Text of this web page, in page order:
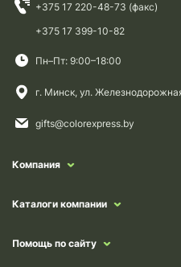
+375 17 220-48-73 (факс)
+375 17 399-10-82
Пн–Пт: 9:00–18:00
г. Минск, ул.
gifts@colorexpress.by
Компания
Каталоги компании
Помощь по сайту